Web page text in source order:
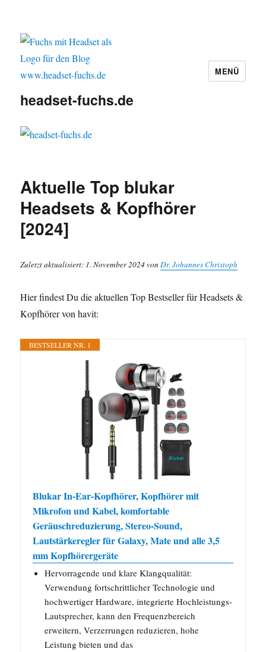
headset-fuchs.de
MENÜ
Aktuelle Top blukar
Headsets & Kopfhörer
[2024]
Zuletzt aktualisiert: 1. November 2024 vonDr. Johannes Christoph
Hier findest Du die aktuellen Top Bestseller für Headsets &
Kopfhörer von havit:
BESTSELLER NR. 1
Blukar In-Ear-Kopfhörer, Kopfhörer mit
Mikrofon und Kabel, komfortable
Geräuschreduzierung, Stereo-Sound,
Lautstärkeregler für Galaxy, Mate und alle 3,5
mm Kopfhörergeräte
Hervorragende und klare Klangqualität:
Verwendung fortschrittlicher Technologie und
hochwertiger Hardware, integrierte Hochleistungs-
Lautsprecher, kann den Frequenzbereich
erweitern, Verzerrungen reduzieren, hohe
Leistung bieten und das